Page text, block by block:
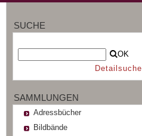
SUCHE
OK
Detailsuche
SAMMLUNGEN
Adressbücher
Bildbände